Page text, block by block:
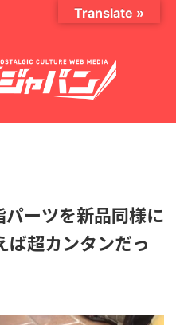
パーツを新品同様に
ば超カンタンだっ
Translate »